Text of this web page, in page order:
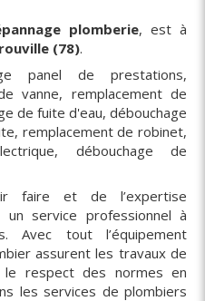
plomberie, est à
(78).
panel de prestations,
vanne, remplacement de
de fuite d'eau, débouchage
remplacement de robinet,
débouchage de
faire et de l’expertise
service professionnel à
Avec tout l’équipement
assurent les travaux de
le respect des normes en
les services de plombiers